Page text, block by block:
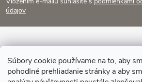
Súbory cookie používame na to, aby
pohodlné prehliadanie stránky a aby
p
ä
údajov
Informácie pre vás
Prijímame online platby